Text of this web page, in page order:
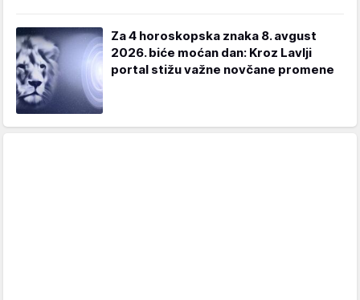
Za 4 horoskopska znaka 8. avgust
2026. biće moćan dan: Kroz Lavlji
portal stižu važne novčane promene